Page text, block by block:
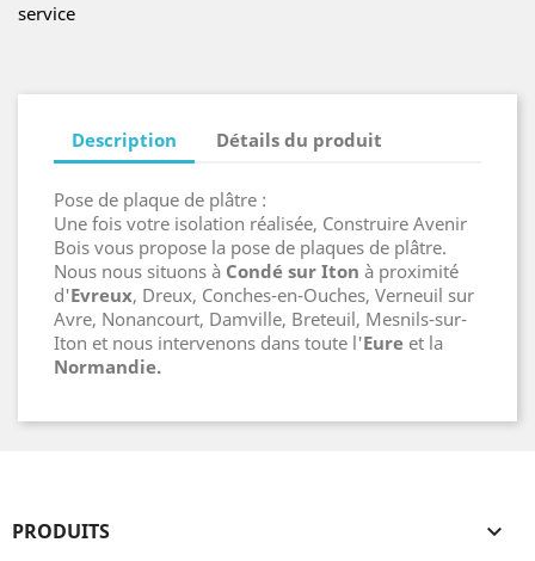
service
Description Détails du produit
Pose de plaque de plâtre :
Une fois votre isolation réalisée, Construire Avenir
Bois vous propose la pose de plaques de plâtre.
Nous nous situons à Condé sur Iton à proximité
d'Evreux, Dreux, Conches-en-Ouches, Verneuil sur
Avre, Nonancourt, Damville, Breteuil, Mesnils-sur-
Iton et nous intervenons dans toute l'Eure et la
Normandie.
PRODUITS 